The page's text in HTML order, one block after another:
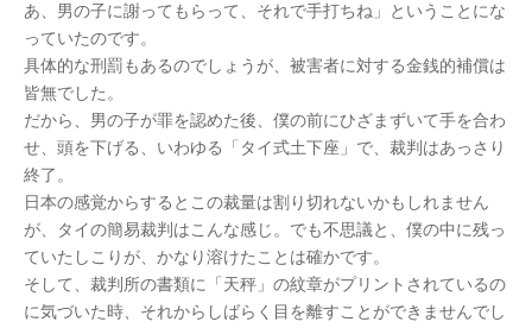
あ、男の子に謝ってもらって、それで手打ちね」ということにな
っていたのです。
具体的な刑罰もあるのでしょうが、被害者に対する金銭的補償は
皆無でした。
だから、男の子が罪を認めた後、僕の前にひざまずいて手を合わ
せ、頭を下げる、いわゆる「タイ式土下座」で、裁判はあっさり
終了。
日本の感覚からするとこの裁量は割り切れないかもしれません
が、タイの簡易裁判はこんな感じ。でも不思議と、僕の中に残っ
ていたしこりが、かなり溶けたことは確かです。
そして、裁判所の書類に「天秤」の紋章がプリントされているの
に気づいた時、それからしばらく目を離すことができませんでし